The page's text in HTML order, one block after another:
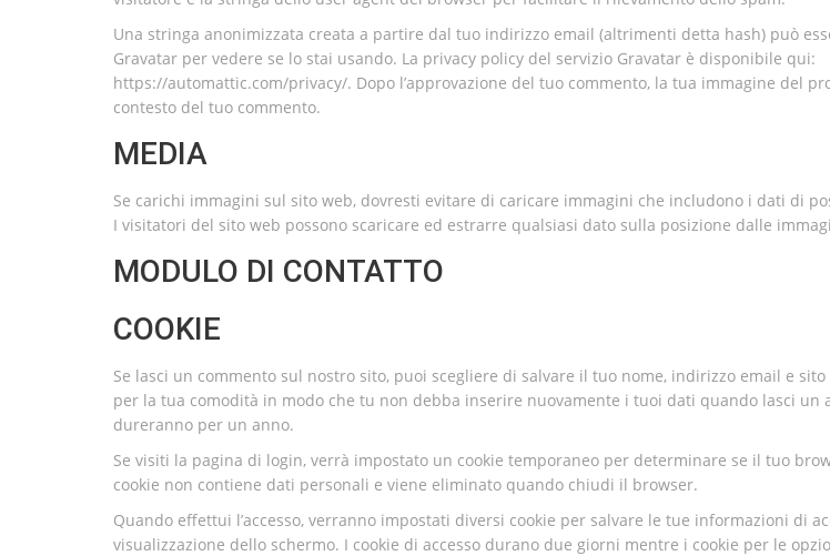
Una stringa anonimizzata creata a partire dal tuo indirizzo email (altrimenti detta hash) può
Gravatar per vedere se lo stai usando. La privacy policy del servizio Gravatar è disponibile qui:
https://automattic.com/privacy/. Dopo l’approvazione del tuo commento, la tua immagine del
contesto del tuo commento.
MEDIA
Se carichi immagini sul sito web, dovresti evitare di caricare immagini che includono i dati di
I visitatori del sito web possono scaricare ed estrarre qualsiasi dato sulla posizione dalle
MODULO DI CONTATTO
COOKIE
Se lasci un commento sul nostro sito, puoi scegliere di salvare il tuo nome, indirizzo email e sito
per la tua comodità in modo che tu non debba inserire nuovamente i tuoi dati quando lasci un
dureranno per un anno.
Se visiti la pagina di login, verrà impostato un cookie temporaneo per determinare se il tuo
cookie non contiene dati personali e viene eliminato quando chiudi il browser.
Quando effettui l’accesso, verranno impostati diversi cookie per salvare le tue informazioni di
visualizzazione dello schermo. I cookie di accesso durano due giorni mentre i cookie per le